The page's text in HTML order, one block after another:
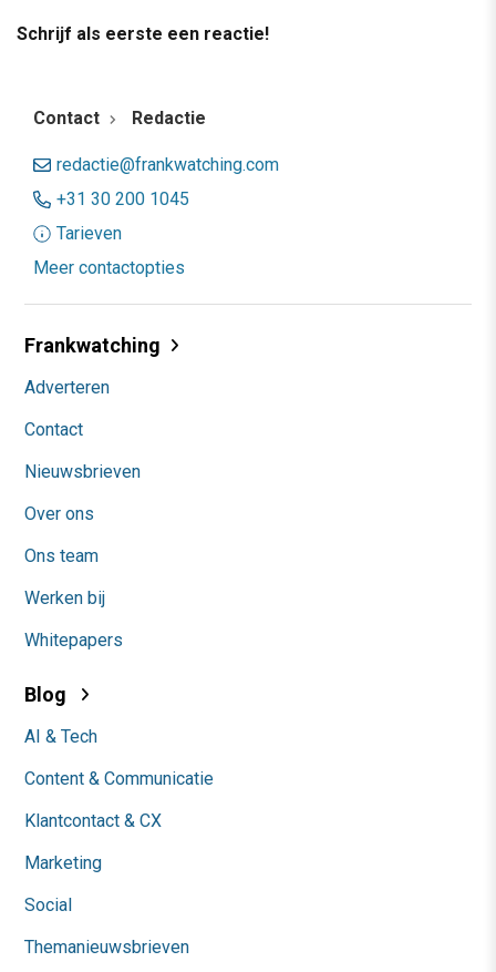
Schrijf als eerste een reactie!
Contact Redactie
redactie@frankwatching.com
+31 30 200 1045
Tarieven
Meer contactopties
Frankwatching
Adverteren
Contact
Nieuwsbrieven
Over ons
Ons team
Werken bij
Whitepapers
Blog
AI & Tech
Content & Communicatie
Klantcontact & CX
Marketing
Social
Themanieuwsbrieven